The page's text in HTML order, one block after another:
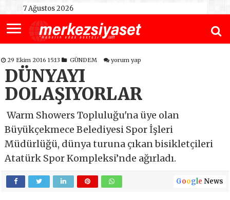
7 Ağustos 2026
29 Ekim 2016 15:13 GÜNDEM yorum yap
DÜNYAYI
DOLAŞIYORLAR
Warm Showers Topluluğu'na üye olan
Büyükçekmece Belediyesi Spor İşleri
Müdürlüğü, dünya turuna çıkan bisikletçileri
Atatürk Spor Kompleksi’nde ağırladı.
Google News